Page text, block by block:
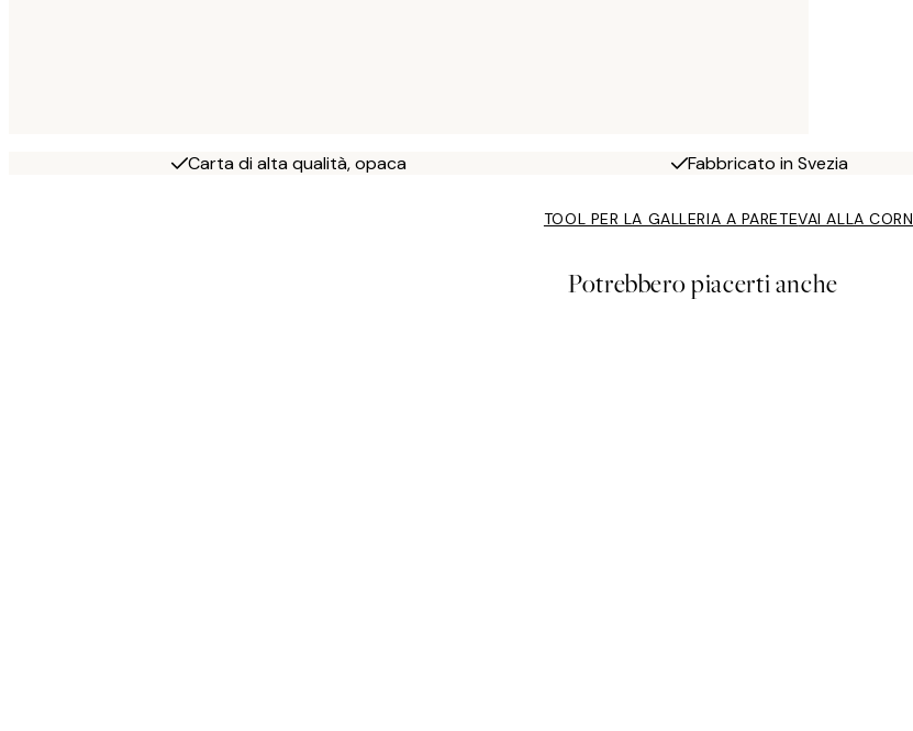
Carta di alta qualità, opaca Fabbricato in Svezia
TOOL PER LA GALLERIA A PARETEVAI ALLA
Potrebbero piacerti anche